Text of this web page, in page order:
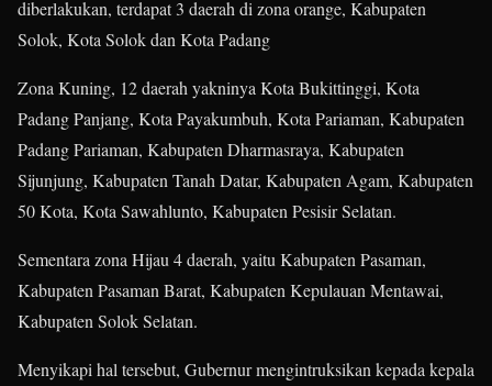
diberlakukan, terdapat 3 daerah di zona orange, Kabupaten
Solok, Kota Solok dan Kota Padang
Zona Kuning, 12 daerah yakninya Kota Bukittinggi, Kota
Padang Panjang, Kota Payakumbuh, Kota Pariaman, Kabupaten
Padang Pariaman, Kabupaten Dharmasraya, Kabupaten
Sijunjung, Kabupaten Tanah Datar, Kabupaten Agam, Kabupaten
50 Kota, Kota Sawahlunto, Kabupaten Pesisir Selatan.
Sementara zona Hijau 4 daerah, yaitu Kabupaten Pasaman,
Kabupaten Pasaman Barat, Kabupaten Kepulauan Mentawai,
Kabupaten Solok Selatan.
Menyikapi hal tersebut, Gubernur mengintruksikan kepada kepala